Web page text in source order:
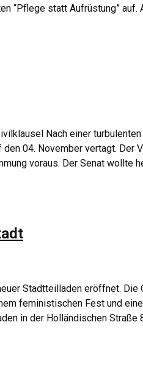
“Pflege statt Aufrüstung” auf.
Nach einer
04. November vertagt. Der
voraus. Der Senat wollte
Stadtteilladen eröffnet. Die
feministischen Fest und
in der Holländischen Straße